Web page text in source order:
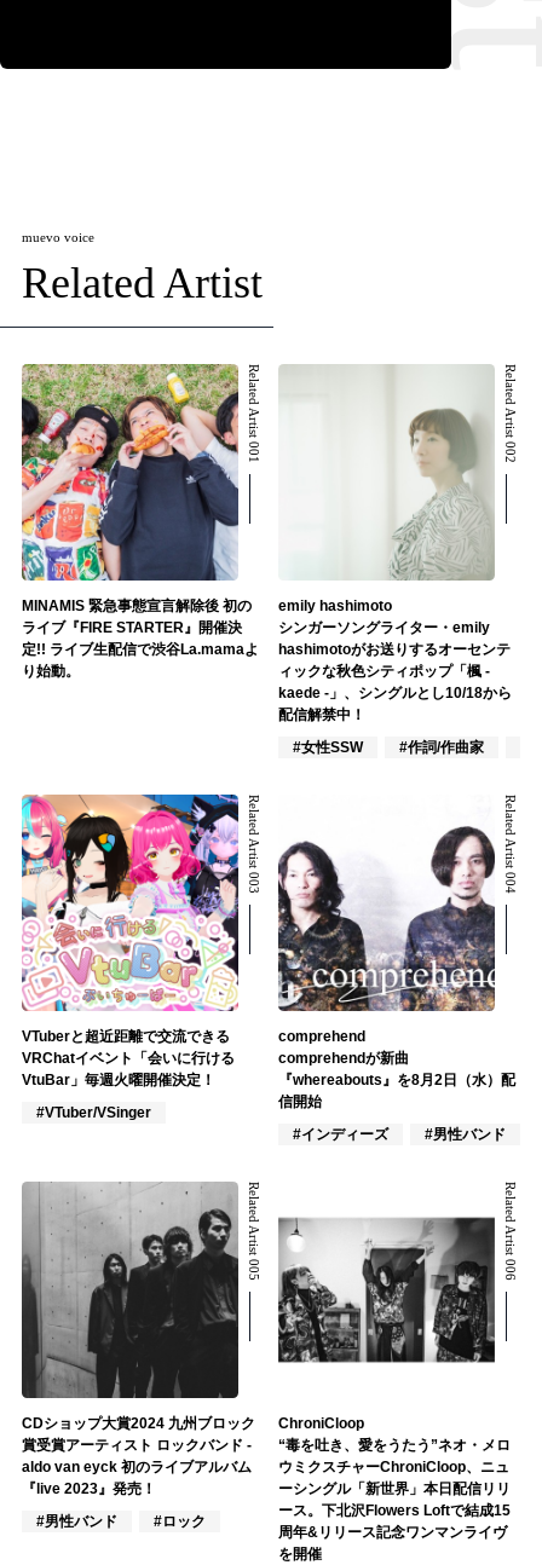
muevo voice
Related Artist
Related Artist 001
MINAMIS 緊急事態宣言解除後 初の
ライブ『FIRE STARTER』開催決
定!! ライブ生配信で渋谷La.mamaよ
り始動。
Related Artist 002
emily hashimoto
シンガーソングライター・emily
hashimotoがお送りするオーセンテ
ィックな秋色シティポップ「楓 -
kaede -」、シングルとし10/18から
配信解禁中！
#女性SSW
#作詞/作曲家
Related Artist 003
VTuberと超近距離で交流できる
VRChatイベント「会いに行ける
VtuBar」毎週火曜開催決定！
#VTuber/VSinger
Related Artist 004
comprehend
comprehendが新曲
『whereabouts』を8月2日（水）配
信開始
#インディーズ
#男性バンド
Related Artist 005
CDショップ大賞2024 九州ブロック
賞受賞アーティスト ロックバンド -
aldo van eyck 初のライブアルバム
『live 2023』発売！
#男性バンド
#ロック
Related Artist 006
ChroniCloop
“毒を吐き、愛をうたう”ネオ・メロ
ウミクスチャーChroniCloop、ニュ
ーシングル「新世界」本日配信リリ
ース。下北沢Flowers Loftで結成15
周年&リリース記念ワンマンライヴ
を開催